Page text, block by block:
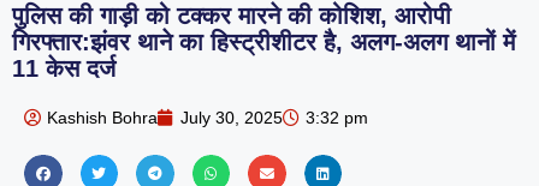
पुलिस की गाड़ी को टक्कर मारने की कोशिश, आरोपी
गिरफ्तार:झंवर थाने का हिस्ट्रीशीटर है, अलग-अलग थानों में
11 केस दर्ज
Kashish Bohra July 30, 2025 3:32 pm